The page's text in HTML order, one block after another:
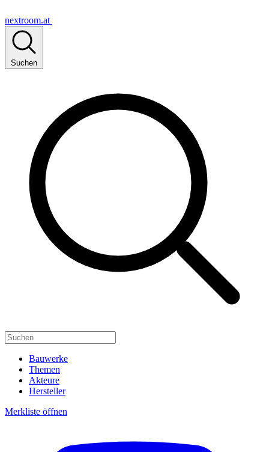
nextroom.at
Suchen
Bauwerke
Themen
Akteure
Hersteller
Merkliste öffnen